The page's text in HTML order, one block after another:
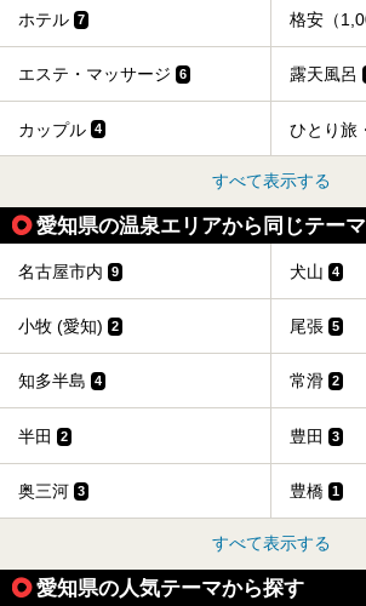
ホテル 7 格安（
エステ・マッサージ 6 露天風呂
カップル 4 ひとり旅
すべて表示する
愛知県の温泉エリアから同じテー
名古屋市内 9 犬山 4
小牧 (愛知) 2 尾張 5
知多半島 4 常滑 2
半田 2 豊田 3
奥三河 3 豊橋 1
すべて表示する
愛知県の人気テーマから探す